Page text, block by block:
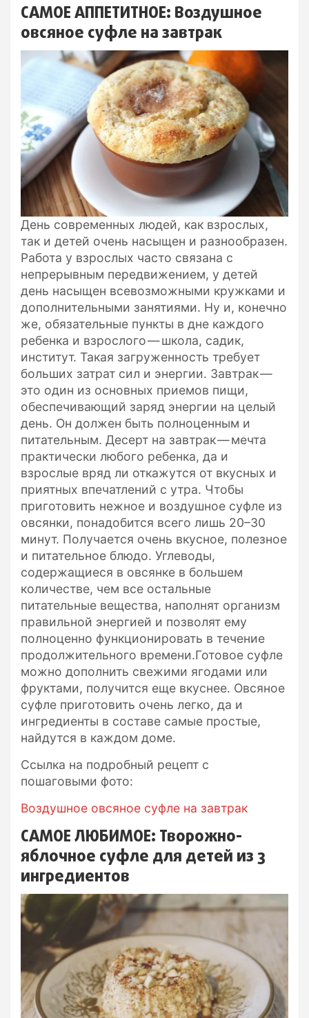
САМОЕ АППЕТИТНОЕ: Воздушное
овсяное суфле на завтрак
День современных людей, как взрослых,
так и детей очень насыщен и разнообразен.
Работа у взрослых часто связана с
непрерывным передвижением, у детей
день насыщен всевозможными кружками и
дополнительными занятиями. Ну и, конечно
же, обязательные пункты в дне каждого
ребенка и взрослого — школа, садик,
институт. Такая загруженность требует
больших затрат сил и энергии. Завтрак —
это один из основных приемов пищи,
обеспечивающий заряд энергии на целый
день. Он должен быть полноценным и
питательным. Десерт на завтрак — мечта
практически любого ребенка, да и
взрослые вряд ли откажутся от вкусных и
приятных впечатлений с утра. Чтобы
приготовить нежное и воздушное суфле из
овсянки, понадобится всего лишь 20–30
минут. Получается очень вкусное, полезное
и питательное блюдо. Углеводы,
содержащиеся в овсянке в большем
количестве, чем все остальные
питательные вещества, наполнят организм
правильной энергией и позволят ему
полноценно функционировать в течение
продолжительного времени.Готовое суфле
можно дополнить свежими ягодами или
фруктами, получится еще вкуснее. Овсяное
суфле приготовить очень легко, да и
ингредиенты в составе самые простые,
найдутся в каждом доме.
Ссылка на подробный рецепт с
пошаговыми фото:
Воздушное овсяное суфле на завтрак
САМОЕ ЛЮБИМОЕ: Творожно-
яблочное суфле для детей из 3
ингредиентов